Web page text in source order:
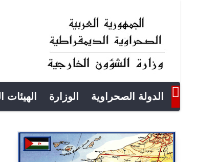
الدولة الصحراوية الوزارة الهيئات